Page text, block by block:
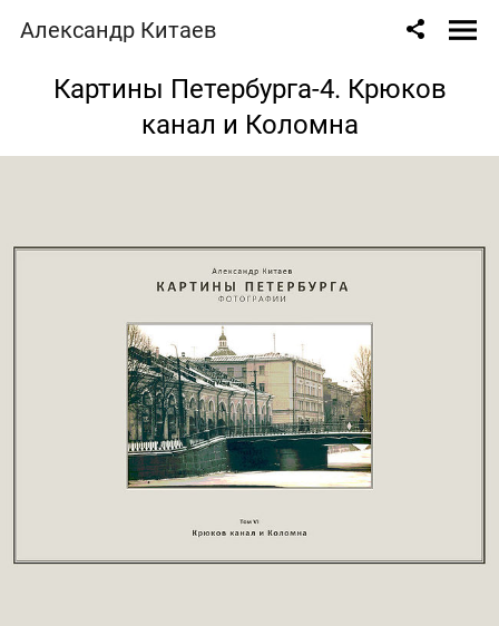
Александр Китаев
Картины Петербурга-4. Крюков
канал и Коломна